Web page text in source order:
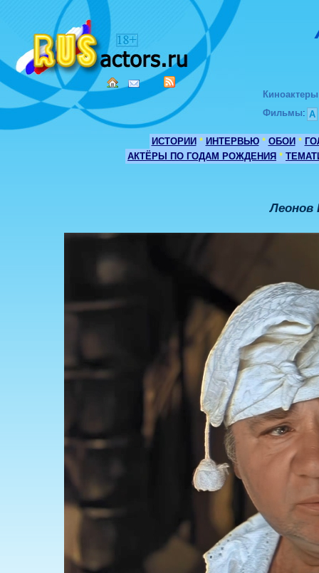
Киноактеры
Фильмы: А
ИСТОРИИ * ИНТЕРВЬЮ * ОБОИ *
АКТЁРЫ ПО ГОДАМ РОЖДЕНИЯ *
Леонов